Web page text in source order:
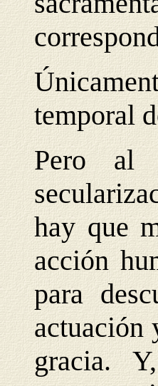
temporal
Pero al
hay que
acción
para
actuación
gracia.